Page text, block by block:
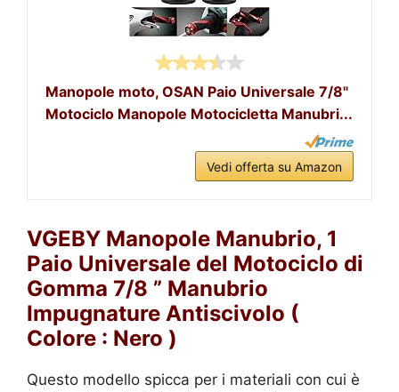
Manopole moto, OSAN Paio Universale 7/8"
Motociclo Manopole Motocicletta Manubri...
Vedi offerta su Amazon
VGEBY Manopole Manubrio, 1
Paio Universale del Motociclo di
Gomma 7/8 ” Manubrio
Impugnature Antiscivolo (
Colore : Nero )
Questo modello spicca per i materiali con cui è